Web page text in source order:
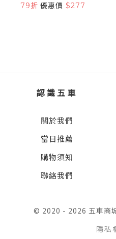
79折 優惠價 $277
認識五車
關於我們
當日推薦
購物須知
聯絡我們
© 2020 - 2026 五車
隱私